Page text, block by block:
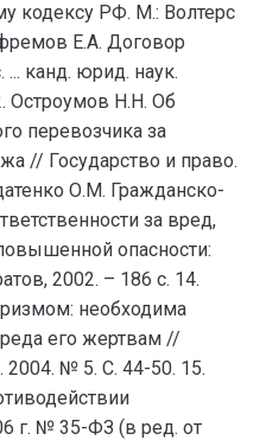
кодексу РФ. М.: Волтерс
Е.А. Договор
канд. юрид. наук.
Остроумов Н.Н. Об
перевозчика за
// Государство и право.
О.М. Гражданско-
за вред,
опасности:
2002. – 186 с. 14.
необходима
его жертвам //
2004. № 5. С. 44-50. 15.
г. № 35-ФЗ (в ред. от